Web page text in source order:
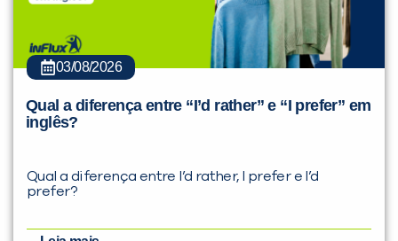
03/08/2026
Qual a diferença entre “I’d rather” e “I prefer” em
inglês?
Qual a diferença entre I’d rather, I prefer e I’d
prefer?